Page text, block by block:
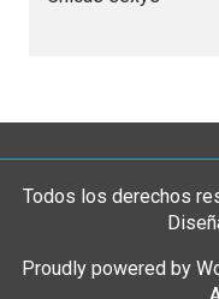
Todos los derechos
Proudly powered by